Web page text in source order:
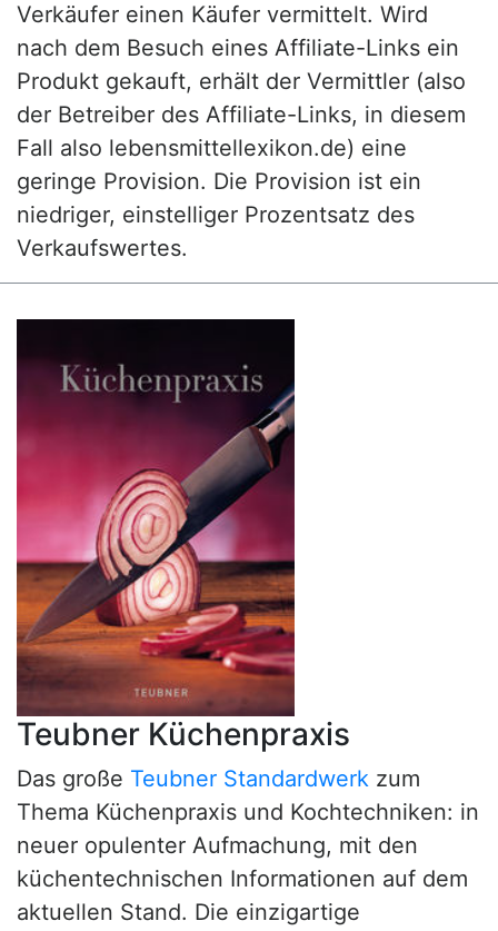
Verkäufer einen Käufer vermittelt. Wird
nach dem Besuch eines Affiliate-Links ein
Produkt gekauft, erhält der Vermittler (also
der Betreiber des Affiliate-Links, in diesem
Fall also lebensmittellexikon.de) eine
geringe Provision. Die Provision ist ein
niedriger, einstelliger Prozentsatz des
Verkaufswertes.
Teubner Küchenpraxis
Das große Teubner Standardwerk zum
Thema Küchenpraxis und Kochtechniken: in
neuer opulenter Aufmachung, mit den
küchentechnischen Informationen auf dem
aktuellen Stand. Die einzigartige